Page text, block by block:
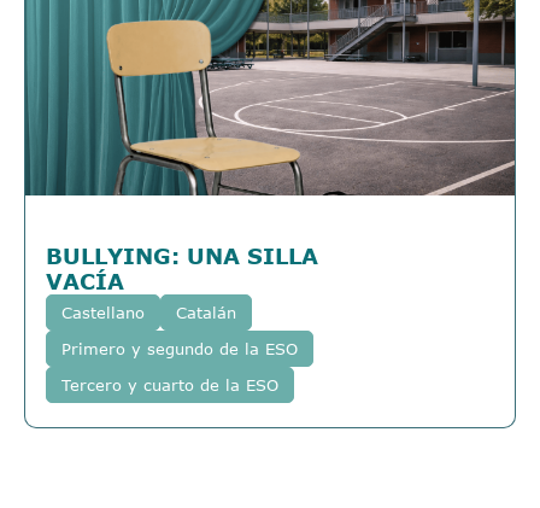
BULLYING: UNA SILLA
VACÍA
Castellano
Catalán
Primero y segundo de la ESO
Tercero y cuarto de la ESO